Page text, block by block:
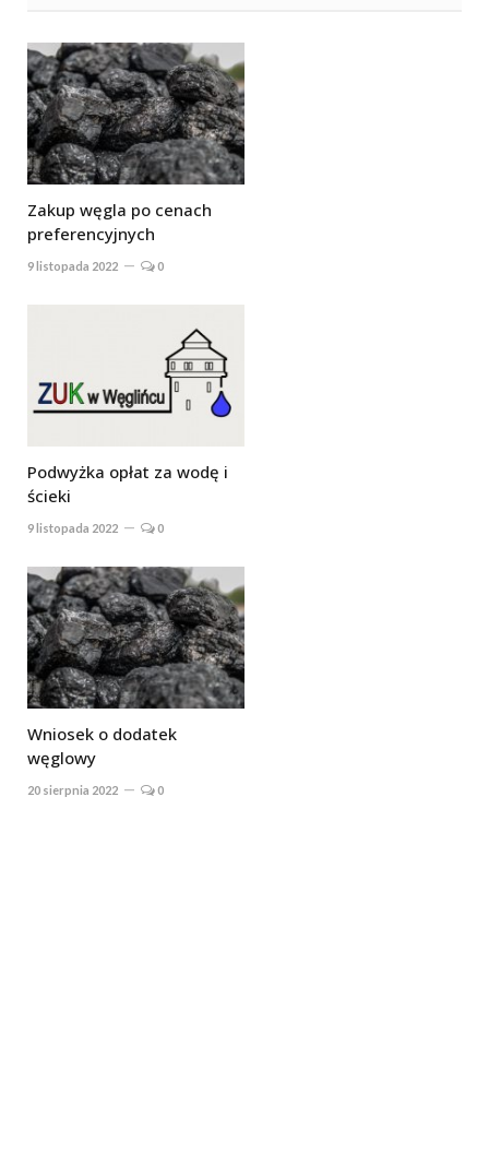
Zakup węgla po cenach
preferencyjnych
9 listopada 2022 0
Podwyżka opłat za wodę i
ścieki
9 listopada 2022 0
Wniosek o dodatek
węglowy
20 sierpnia 2022 0